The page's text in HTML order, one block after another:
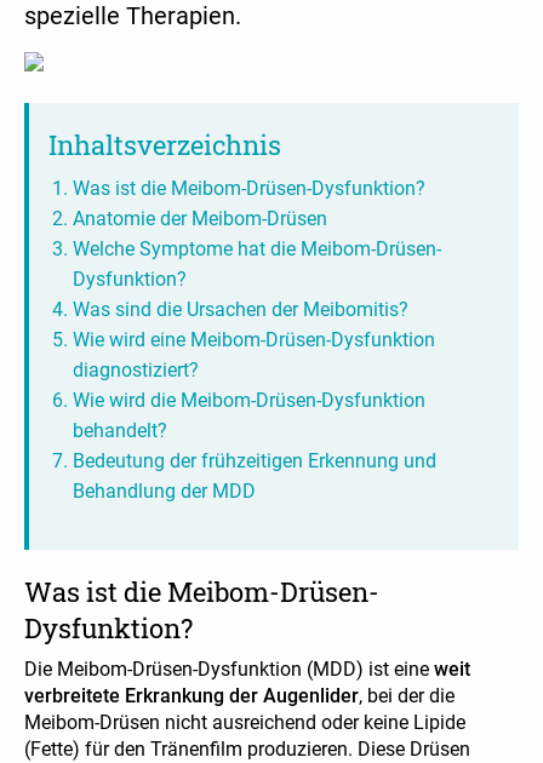
spezielle Therapien.
Inhaltsverzeichnis
Was ist die Meibom-Drüsen-Dysfunktion?
Anatomie der Meibom-Drüsen
Welche Symptome hat die Meibom-Drüsen-
Dysfunktion?
Was sind die Ursachen der Meibomitis?
Wie wird eine Meibom-Drüsen-Dysfunktion
diagnostiziert?
Wie wird die Meibom-Drüsen-Dysfunktion
behandelt?
Bedeutung der frühzeitigen Erkennung und
Behandlung der MDD
Was ist die Meibom-Drüsen-
Dysfunktion?
Die Meibom-Drüsen-Dysfunktion (MDD) ist eine weit
verbreitete Erkrankung der Augenlider, bei der die
Meibom-Drüsen nicht ausreichend oder keine Lipide
(Fette) für den Tränenfilm produzieren. Diese Drüsen